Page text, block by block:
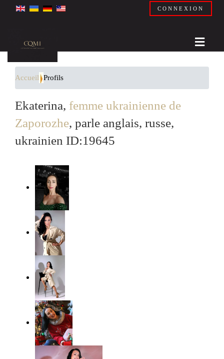
CONNEXION
Accueil Profils
Ekaterina, femme ukrainienne de
Zaporozhe, parle anglais, russe,
ukrainien ID:19645